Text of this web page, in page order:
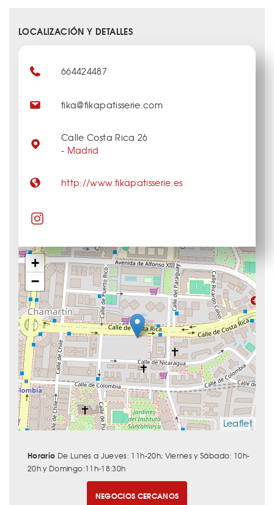
LOCALIZACIÓN Y DETALLES
+
−
Leaflet
664424487
fika@fikapatisserie.com
Calle Costa Rica 26
- Madrid
http://www.fikapatisserie.es
Horario De Lunes a Jueves: 11h-20h; Viernes y Sábado: 10h-
20h y Domingo:11h-18:30h
NEGOCIOS CERCANOS